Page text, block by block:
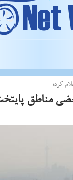
كرد؛
مناطق